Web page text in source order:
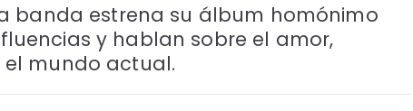
banda estrena su álbum homónimo
y hablan sobre el amor,
mundo actual.